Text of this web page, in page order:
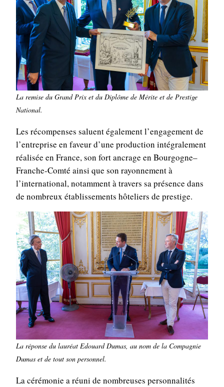
La remise du Grand Prix et du Diplôme de Mérite et de Prestige
National.
Les récompenses saluent également l’engagement de
l’entreprise en faveur d’une production intégralement
réalisée en France, son fort ancrage en Bourgogne–
Franche-Comté ainsi que son rayonnement à
l’international, notamment à travers sa présence dans
de nombreux établissements hôteliers de prestige.
La réponse du lauréat Edouard Dumas, au nom de la Compagnie
Dumas et de tout son personnel.
La cérémonie a réuni de nombreuses personnalités